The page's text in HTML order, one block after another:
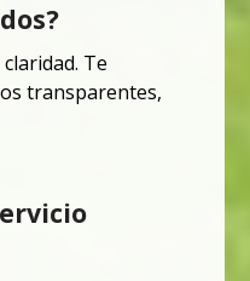
Te
transparentes,